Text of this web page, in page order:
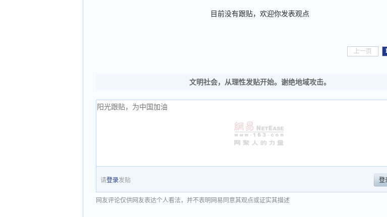
目前没有跟贴，欢迎你发表观点
上一页
文明社会，从理性发贴开始。谢绝地域攻击。
请登录发贴 登
网友评论仅供网友表达个人看法，并不表明网易同意其观点或证实其描述